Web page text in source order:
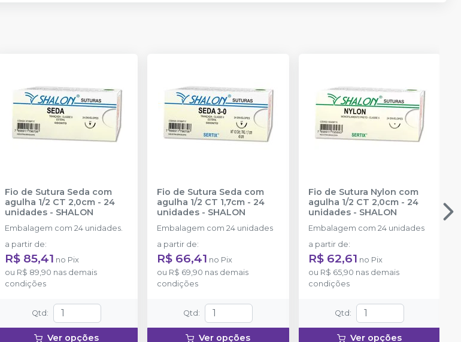
Fio de Sutura Seda com
agulha 1/2 CT 2,0cm - 24
unidades - SHALON
Embalagem com 24 unidades.
a partir de:
R$ 85,41 no Pix
ou R$ 89,90 nas demais
condições
Qtd :
Ver opções
Fio de Sutura Seda com
agulha 1/2 CT 1,7cm - 24
unidades- SHALON
Embalagem com 24 unidades
a partir de:
R$ 66,41 no Pix
ou R$ 69,90 nas demais
condições
Qtd :
Ver opções
Fio de Sutura Nylon com
agulha 1/2 CT 2,0cm - 24
unidades- SHALON
Embalagem com 24 unidades
a partir de:
R$ 62,61 no Pix
ou R$ 65,90 nas demais
condições
Qtd :
Ver opções